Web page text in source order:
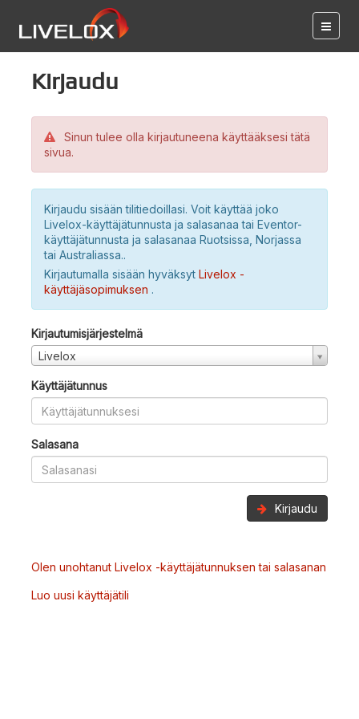
Kirjaudu
Sinun tulee olla kirjautuneena käyttääksesi tätä
sivua.
Kirjaudu sisään tilitiedoillasi. Voit käyttää joko
Livelox-käyttäjätunnusta ja salasanaa tai Eventor-
käyttäjätunnusta ja salasanaa Ruotsissa, Norjassa
tai Australiassa..
Kirjautumalla sisään hyväksyt Livelox -
käyttäjäsopimuksen .
Kirjautumisjärjestelmä
Livelox
Käyttäjätunnus
Salasana
Kirjaudu
Olen unohtanut Livelox -käyttäjätunnuksen tai salasanan
Luo uusi käyttäjätili